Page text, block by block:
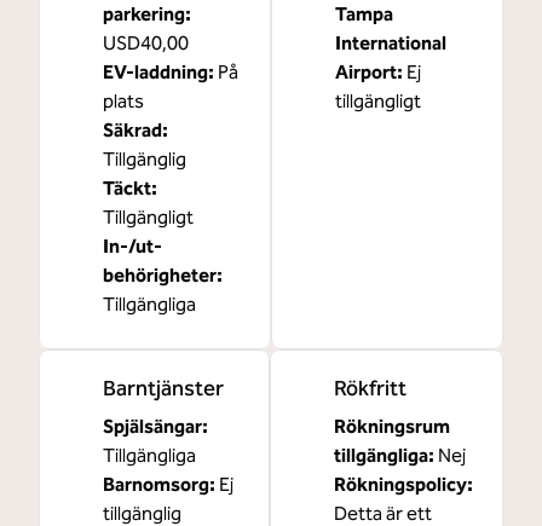
parkering:
USD40,00
EV-laddning: På
plats
Säkrad:
Tillgänglig
Täckt:
Tillgängligt
In-/ut-
behörigheter:
Tillgängliga
Tampa
International
Airport: Ej
tillgängligt
Barntjänster
Spjälsängar:
Tillgängliga
Barnomsorg: Ej
tillgänglig
Rökfritt
Rökningsrum
tillgängliga: Nej
Rökningspolicy:
Detta är ett